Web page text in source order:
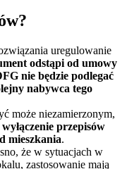
uregulowanie
odstąpi od umowy
nie będzie podlegać
nabywca tego
może niezamierzonym,
wyłączenie przepisów
mieszkania.
że w sytuacjach w
zastosowanie mają